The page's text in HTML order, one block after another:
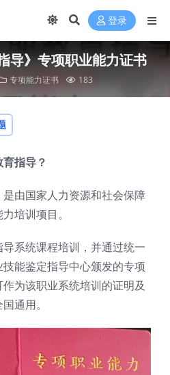
登录
导》专项职业能力证书
专项能力证书 183
指导？
是由国家人力资源和社会保障
培训项目。
系统课程培训，并通过统一
能鉴定指导中心颁发的专项
为该职业系统培训的证明及
通用。